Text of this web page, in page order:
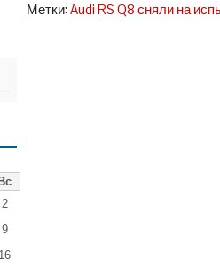
Вс
2
9
16
Метки: Audi RS Q8 сняли на